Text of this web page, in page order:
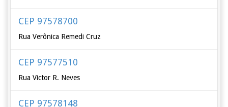
CEP 97578700
Rua Verônica Remedi Cruz
CEP 97577510
Rua Victor R. Neves
CEP 97578148